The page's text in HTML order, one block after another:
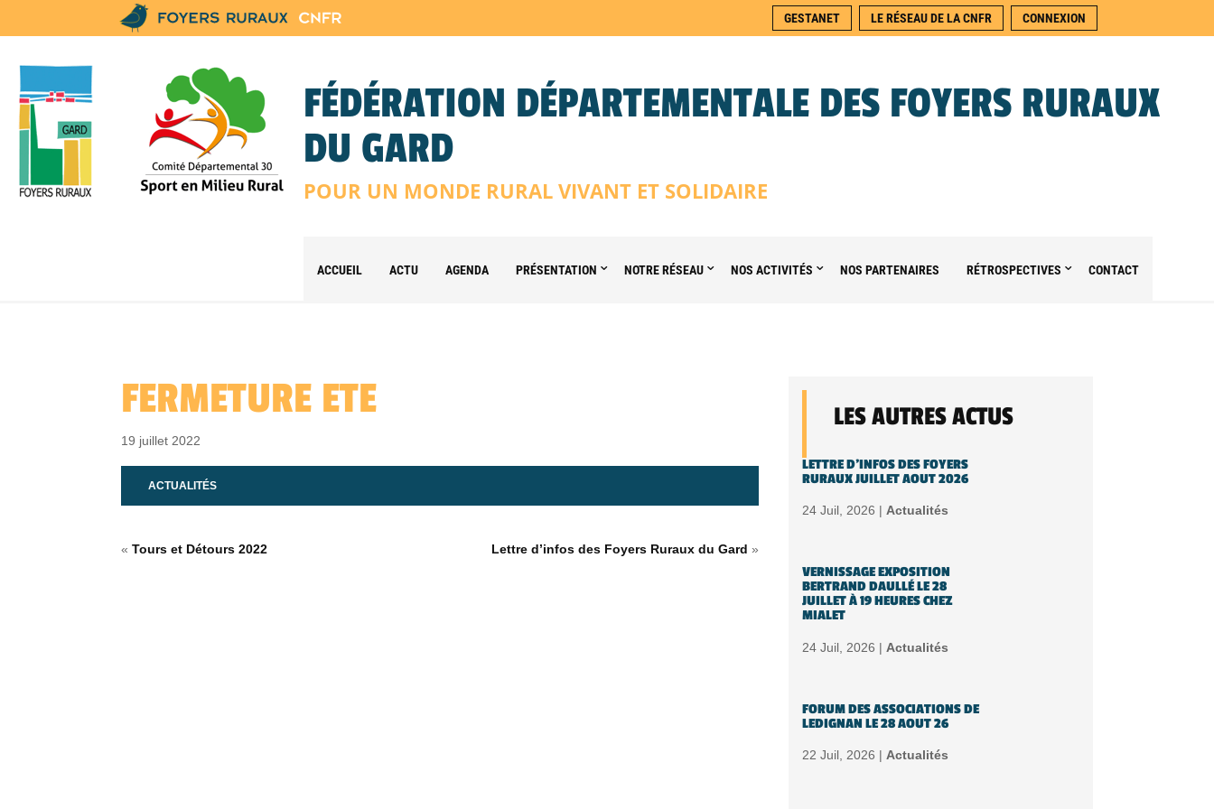
GESTANET LE RÉSEAU DE LA CNFR CONNEXION
FÉDÉRATION DÉPARTEMENTALE DES FOYERS RURAUX
DU GARD
POUR UN MONDE RURAL VIVANT ET SOLIDAIRE
ACCUEIL ACTU AGENDA PRÉSENTATION NOTRE RÉSEAU NOS ACTIVITÉS NOS PARTENAIRES RÉTROSPECTIVES CONTACT
FERMETURE ETE
19 juillet 2022
ACTUALITÉS
«Tours et Détours 2022 Lettre d’infos des Foyers Ruraux du Gard »
LES AUTRES ACTUS
LETTRE D’INFOS DES FOYERS
RURAUX JUILLET AOUT 2026
24 Juil, 2026 | Actualités
VERNISSAGE EXPOSITION
BERTRAND DAULLÉ LE 28
JUILLET À 19 HEURES CHEZ
MIALET
24 Juil, 2026 | Actualités
FORUM DES ASSOCIATIONS DE
LEDIGNAN LE 28 AOUT 26
22 Juil, 2026 | Actualités